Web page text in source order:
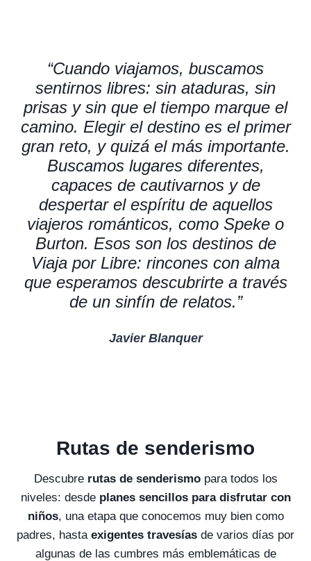
“Cuando viajamos, buscamos
sentirnos libres: sin ataduras, sin
prisas y sin que el tiempo marque el
camino. Elegir el destino es el primer
gran reto, y quizá el más importante.
Buscamos lugares diferentes,
capaces de cautivarnos y de
despertar el espíritu de aquellos
viajeros románticos, como Speke o
Burton. Esos son los destinos de
Viaja por Libre: rincones con alma
que esperamos descubrirte a través
de un sinfín de relatos.”
Javier Blanquer
Rutas de senderismo
Descubre rutas de senderismopara todos los
niveles: desde planes sencillos para disfrutar con
niños, una etapa que conocemos muy bien como
padres, hasta exigentes travesías de varios días por
algunas de las cumbres más emblemáticas de